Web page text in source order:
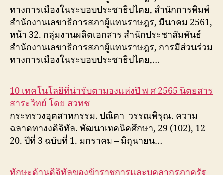
ทางการเมืองในระบอบประชาธิปไตย, สำนักการพิมพ์
สำนักงานเลขาธิการสภาผู้แทนราษฎร, มีนาคม 2561,
หน้า 32. กลุ่มงานผลิตเอกสาร สำนักประชาสัมพันธ์
สำนักงานเลขาธิการสภาผู้แทนราษฎร, การมีส่วนร่วม
ทางการเมืองในระบอบประชาธิปไตย,…
10 เทคโนโลยีที่น่าจับตามองแห่งปี พ ศ 2565 นิตยสาร
สาระวิทย์ โดย สวทช
กระทรวงอุตสาหกรรม. ปณิตา วรรณพิรุณ. ความ
ฉลาดทางงดิจิทัล. พัฒนาเทคนิคศึกษา, 29 (102), 12-
20. ปีที่ 3 ฉบับที่ 1. มกราคม – มิถุนายน…
ทักษะด้านดิจิทัลของข้าราชการและบุคลากรภาครัฐ